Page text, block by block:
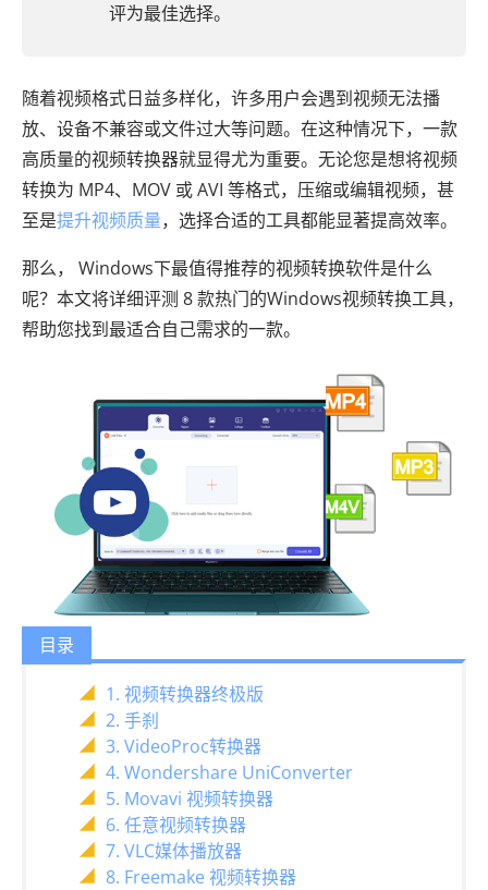
评为最佳选择。
随着视频格式日益多样化，许多用户会遇到视频无法播
放、设备不兼容或文件过大等问题。在这种情况下，一款
高质量的视频转换器就显得尤为重要。无论您是想将视频
转换为 MP4、MOV 或 AVI 等格式，压缩或编辑视频，甚
至是提升视频质量，选择合适的工具都能显著提高效率。
那么， Windows下最值得推荐的视频转换软件是什么
呢？本文将详细评测 8 款热门的Windows视频转换工具，
帮助您找到最适合自己需求的一款。
目录
1. 视频转换器终极版
2. 手刹
3. VideoProc转换器
4. Wondershare UniConverter
5. Movavi 视频转换器
6. 任意视频转换器
7. VLC媒体播放器
8. Freemake 视频转换器